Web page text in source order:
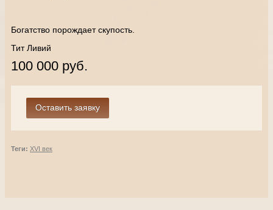
Богатство порождает скупость.
Тит Ливий
100 000 руб.
Теги: XVI век